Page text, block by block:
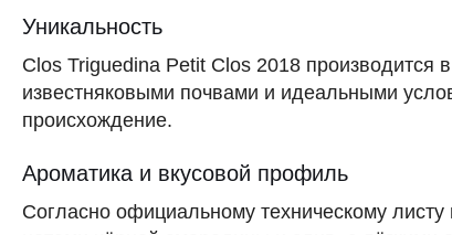
Уникальность
Clos Triguedina Petit Clos 2018 производится
известняковыми почвами и идеальными
происхождение.
Ароматика и вкусовой профиль
Согласно официальному техническому